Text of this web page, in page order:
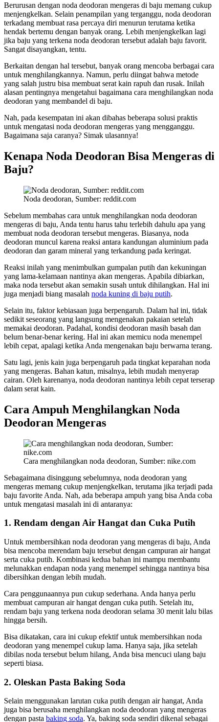
Berurusan dengan noda deodoran mengeras di baju memang cukup
menjengkelkan. Selain penampilan yang terganggu, noda deodoran
terkadang membuat rasa percaya diri menurun terutama ketika
hendak bertemu dengan banyak orang. Lebih menjengkelkan lagi
jika baju yang terkena noda deodoran tersebut adalah baju favorit.
Sangat disayangkan, tentu.
Berkaitan dengan hal tersebut, banyak orang mencoba berbagai cara
untuk menghilangkannya. Namun, perlu diingat bahwa metode
yang salah justru bisa membuat serat kain rapuh dan rusak. Inilah
alasan pentingnya mengetahui bagaimana cara menghilangkan noda
deodoran yang membandel di baju.
Nah, pada kesempatan ini akan dibahas beberapa solusi praktis
untuk mengatasi noda deodoran mengeras yang mengganggu.
Bagaimana saja caranya? Simak ulasannya!
Kenapa Noda Deodoran Bisa Mengeras di
Baju?
Noda deodoran, Sumber: reddit.com
Sebelum membahas cara untuk menghilangkan noda deodoran
mengeras di baju, Anda tentu harus tahu terlebih dahulu apa yang
membuat noda deodoran tersebut mengeras. Biasanya, noda
deodoran muncul karena reaksi antara kandungan aluminium pada
deodoran dan garam mineral yang terkandung pada keringat.
Reaksi inilah yang menimbulkan gumpalan putih dan kekuningan
yang lama-kelamaan nantinya akan mengeras. Apabila dibiarkan,
maka noda tersebut akan semakin susah untuk dihilangkan. Hal ini
juga menjadi biang masalah noda kuning di baju putih.
Selain itu, faktor kebiasaan juga berpengaruh. Dalam hal ini, tidak
sedikit seseorang yang langsung mengenakan pakaian setelah
memakai deodoran. Padahal, kondisi deodoran masih basah dan
belum benar-benar kering. Hal ini akan memicu noda menempel
lebih cepat, apalagi ketika Anda mengenakan baju berwarna terang.
Satu lagi, jenis kain juga berpengaruh pada tingkat keparahan noda
yang mengeras. Bahan katun, misalnya, lebih mudah menyerap
cairan. Oleh karenanya, noda deodoran nantinya lebih cepat terserap
dalam serat kain.
Cara Ampuh Menghilangkan Noda
Deodoran Mengeras
Cara menghilangkan noda deodoran, Sumber: nike.com
Sebagaimana disinggung sebelumnya, noda deodoran yang
mengeras memang cukup menjengkelkan, terutama jika terjadi pada
baju favorite Anda. Nah, ada beberapa ampuh yang bisa Anda coba
untuk mengatasi masalah ini di antaranya:
1. Rendam dengan Air Hangat dan Cuka Putih
Untuk membersihkan noda deodoran yang mengeras di baju, Anda
bisa mencoba merendam baju tersebut dengan campuran air hangat
serta cuka putih. Kombinasi kedua bahan ini mampu membantu
melunakkan endapan noda yang menempel sehingga nantinya bisa
dibersihkan dengan lebih mudah.
Cara penggunaannya pun cukup sederhana. Anda hanya perlu
membuat campuran air hangat dengan cuka putih. Setelah itu,
rendam baju yang terkena noda deodoran selama 30 menit lalu bilas
hingga bersih.
Bisa dikatakan, cara ini cukup efektif untuk membersihkan noda
deodoran yang menempel cukup lama. Hanya saja, jika setelah
dibilas noda tersebut belum hilang, Anda bisa mencuci ulang baju
seperti biasa.
2. Oleskan Pasta Baking Soda
Selain menggunakan larutan cuka putih dengan air hangat, Anda
juga bisa berusaha menghilangkan noda deodoran yang mengeras
dengan pasta baking soda. Ya, baking soda sendiri dikenal sebagai